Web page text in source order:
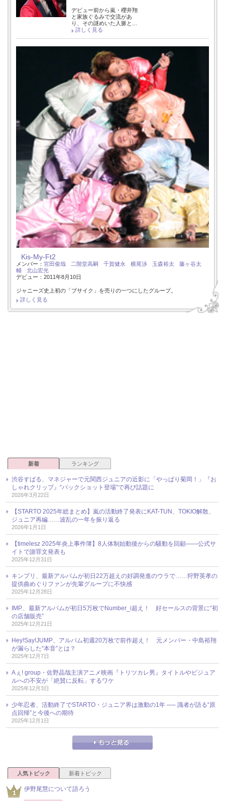
デビュー前から嵐・櫻井翔
と家族ぐるみで交流があ
り、その謎めいた人脈と…
詳しく見る
Kis-My-Ft2
メンバー： 宮田俊哉 二階堂高嗣 千賀健永 横尾渉 玉森裕太
藤ヶ谷太
輔
北山宏光
デビュー：2011年8月10日
ジャニーズ史上初の「ブサイク」を売りの一つにしたグループ。
詳しく見る
新着 ランキング
渋谷すばる、マネジャーで元関西ジュニアの近影に「やっぱり菊岡！」『お
しゃれクリップ』“バックショット登場”で再び話題に
2026年3月22日
【STARTO 2025年総まとめ】嵐の活動終了発表にKAT-TUN、TOKIO解散、
ジュニア再編……波乱の一年を振り返る
2026年1月1日
【timelesz 2025年炎上事件簿】8人体制始動後からの騒動を回顧――公式サ
イトで謝罪文発表も
2025年12月31日
キンプリ、最新アルバムが初日22万超えの好調発進のウラで……狩野英孝の
提供曲めぐりファンが先輩グループに不快感
2025年12月28日
IMP.、最新アルバムが初日5万枚でNumber_i超え！ 好セールスの背景に“初
の店舗販売”
2025年12月21日
Hey!Say!JUMP、アルバム初週20万枚で前作超え！ 元メンバー・中島裕翔
が漏らした“本音”とは？
2025年12月7日
Aぇ! group・佐野晶哉主演アニメ映画『トリツカレ男』タイトルやビジュア
ルへの不安が「絶賛に反転」するワケ
2025年12月3日
少年忍者、活動終了でSTARTO・ジュニア界は激動の1年 ── 識者が語る“原
点回帰”と今後への期待
2025年12月1日
人気トピック 新着トピック
伊野尾慧について語ろう